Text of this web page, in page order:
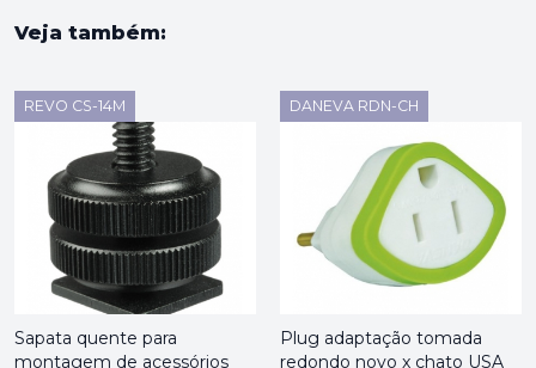
Veja também:
REVO CS-14M
Sapata quente para
montagem de acessórios
DANEVA RDN-CH
Plug adaptação tomada
redondo novo x chato USA